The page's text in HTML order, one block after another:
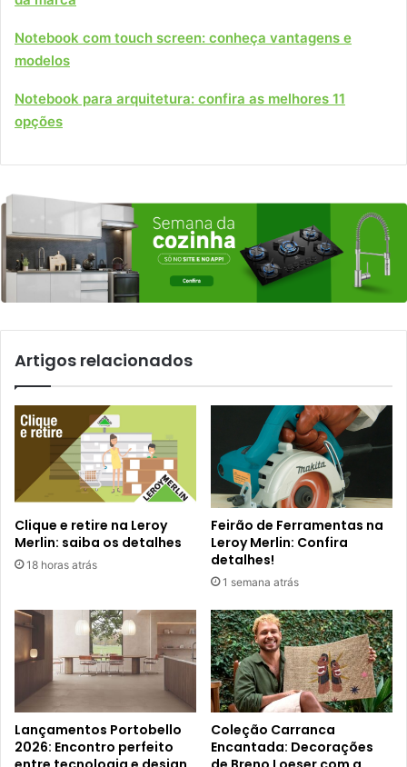
Notebook com touch screen: conheça vantagens e
modelos
Notebook para arquitetura: confira as melhores 11
opções
Artigos relacionados
Clique e retire na Leroy
Merlin: saiba os detalhes
18 horas atrás
Feirão de Ferramentas na
Leroy Merlin: Confira
detalhes!
1 semana atrás
Lançamentos Portobello
2026: Encontro perfeito
Coleção Carranca
Encantada: Decorações